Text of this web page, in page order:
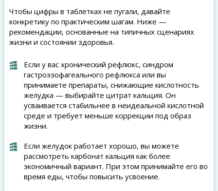
Чтобы цифры в таблетках не пугали, давайте
конкретику по практическим шагам. Ниже —
рекомендации, основанные на типичных сценариях
жизни и состоянии здоровья.
Если у вас хронический рефлюкс, синдром
гастроэзофагеального рефлюкса или вы
принимаете препараты, снижающие кислотность
желудка — выбирайте цитрат кальция. Он
усваивается стабильнее в неидеальной кислотной
среде и требует меньше коррекции под образ
жизни.
Если желудок работает хорошо, вы можете
рассмотреть карбонат кальция как более
экономичный вариант. При этом принимайте его во
время еды, чтобы повысить усвоение.